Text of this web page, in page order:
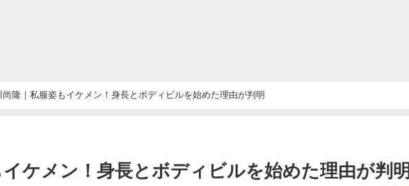
尚隆｜私服姿もイケメン！身長とボディビルを始めた理由が判明
ケメン！身長とボディビルを始めた理由が判明